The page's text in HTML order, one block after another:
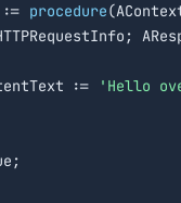
procedure
:=
'Hello